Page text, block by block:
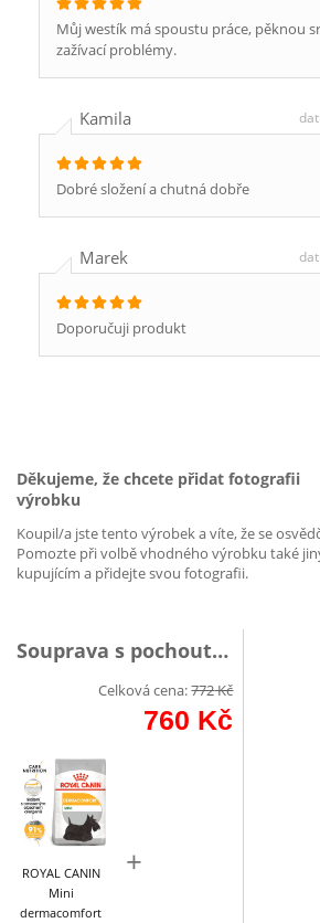
Můj westík má spoustu práce, pěknou
zažívací problémy.
Kamila
Dobré složení a chutná dobře
Marek
Doporučuji produkt
Děkujeme, že chcete přidat fotografii
výrobku
Koupil/a jste tento výrobek a víte, že se
Pomozte při volbě vhodného výrobku také
kupujícím a přidejte svou fotografii.
Souprava s pochoutkou
Celková cena:772Kč
760 Kč
ROYAL CANIN
Mini
dermacomfort
+